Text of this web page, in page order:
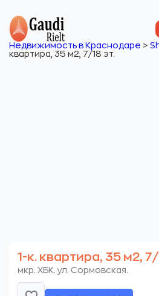
Недвижимость в Краснодаре >
квартира, 35 м2, 7/18 эт.
1-к. квартира, 35 м2, 7/
мкр. ХБК. ул. Сормовская.